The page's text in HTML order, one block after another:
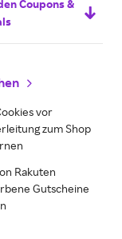
Coupons &
vor
zum Shop
Rakuten
Gutscheine